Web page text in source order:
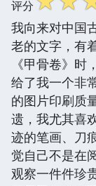
评分
我向来对中国
老的文字，有
《甲骨卷》
给了我一个非
的图片印刷质
遗，我尤其喜
迹的笔画、刀
觉自己不是在
观察一件件珍